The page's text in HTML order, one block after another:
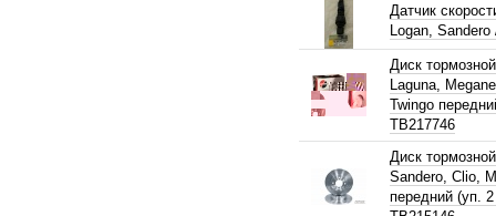
Датчик
Logan, Sandero
Диск
Laguna,
Twingo
TB217746
Диск
Sandero, Clio,
передний (уп.